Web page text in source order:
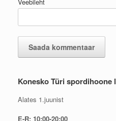
Konesko Türi spordihoone
Alates 1.juunist
E-R: 10:00-20:00